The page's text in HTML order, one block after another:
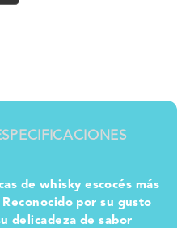
de whisky escocés más
por su gusto
delicadeza de sabor